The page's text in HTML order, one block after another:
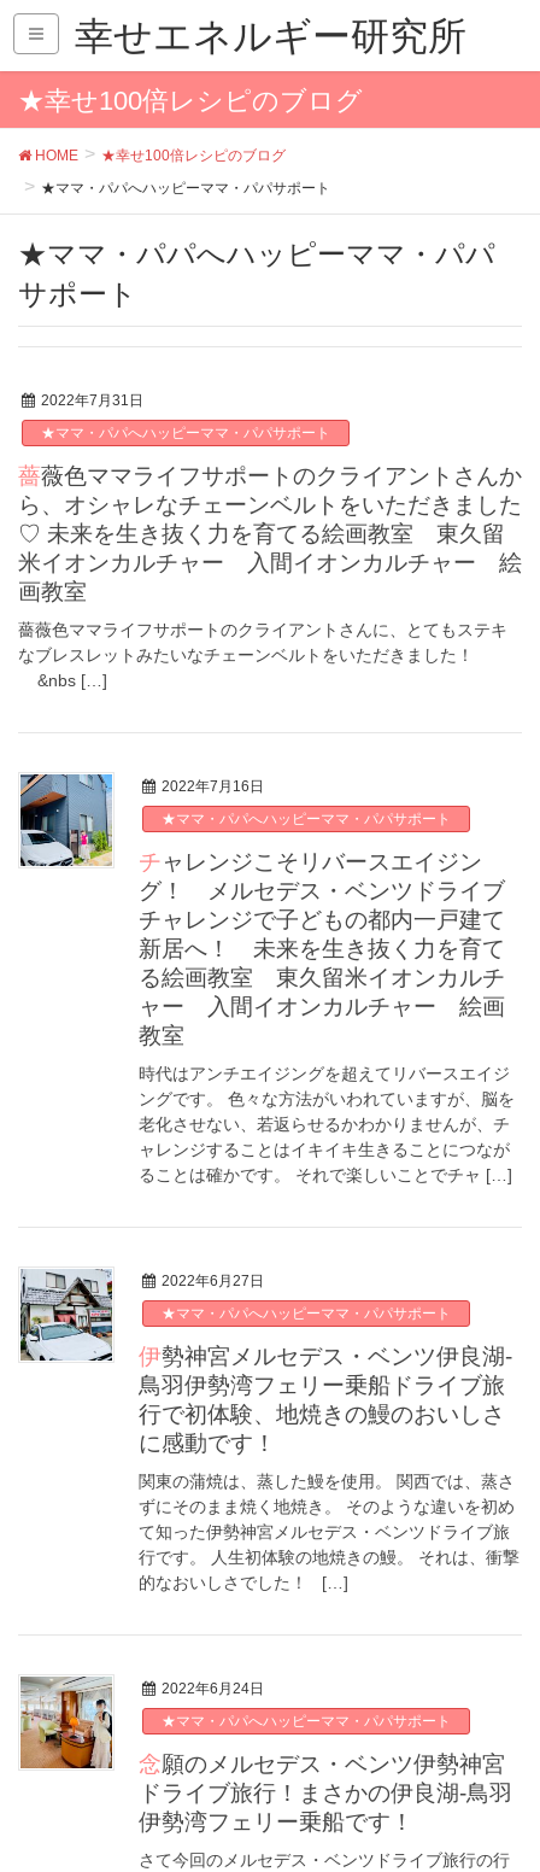
幸せエネルギー研究所
★幸せ100倍レシピのブログ
HOME
★幸せ100倍レシピのブログ
★ママ・パパへハッピーママ・パパサポート
★ママ・パパへハッピーママ・パパ
サポート
2022年7月31日
★ママ・パパへハッピーママ・パパサポート
薔薇色ママライフサポートのクライアントさんか
ら、オシャレなチェーンベルトをいただきました
♡ 未来を生き抜く力を育てる絵画教室 東久留
米イオンカルチャー 入間イオンカルチャー 絵
画教室
薔薇色ママライフサポートのクライアントさんに、とてもステキ
なブレスレットみたいなチェーンベルトをいただきました！
&nbs […]
2022年7月16日
★ママ・パパへハッピーママ・パパサポート
チャレンジこそリバースエイジン
グ！ メルセデス・ベンツドライブ
チャレンジで子どもの都内一戸建て
新居へ！ 未来を生き抜く力を育て
る絵画教室 東久留米イオンカルチ
ャー 入間イオンカルチャー 絵画
教室
時代はアンチエイジングを超えてリバースエイジ
ングです。 色々な方法がいわれていますが、脳を
老化させない、若返らせるかわかりませんが、チ
ャレンジすることはイキイキ生きることにつなが
ることは確かです。 それで楽しいことでチャ […]
2022年6月27日
★ママ・パパへハッピーママ・パパサポート
伊勢神宮メルセデス・ベンツ伊良湖-
鳥羽伊勢湾フェリー乗船ドライブ旅
行で初体験、地焼きの鰻のおいしさ
に感動です！
関東の蒲焼は、蒸した鰻を使用。 関西では、蒸さ
ずにそのまま焼く地焼き。 そのような違いを初め
て知った伊勢神宮メルセデス・ベンツドライブ旅
行です。 人生初体験の地焼きの鰻。 それは、衝撃
的なおいしさでした！ […]
2022年6月24日
★ママ・パパへハッピーママ・パパサポート
念願のメルセデス・ベンツ伊勢神宮
ドライブ旅行！まさかの伊良湖-鳥羽
伊勢湾フェリー乗船です！
さて今回のメルセデス・ベンツドライブ旅行の行